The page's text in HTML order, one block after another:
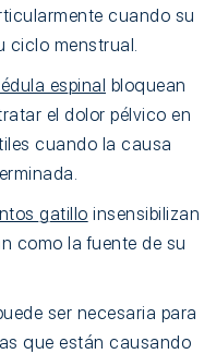
cuando su
ciclo menstrual.
espinal bloquean
el dolor pélvico en
cuando la causa
gatillo insensibilizan
como la fuente de su
ser necesaria para
que están causando